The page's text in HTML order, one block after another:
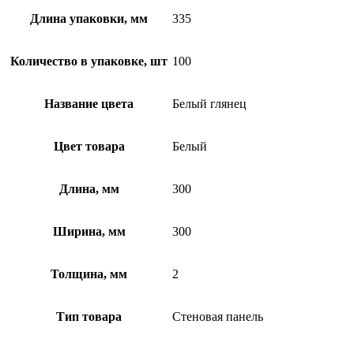
Длина упаковки, мм 335
Количество в упаковке, шт 100
Название цвета Белый глянец
Цвет товара Белый
Длина, мм 300
Ширина, мм 300
Толщина, мм 2
Тип товара Стеновая панель